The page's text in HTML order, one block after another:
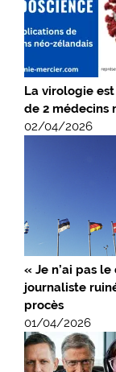
La virologie
de 2 médecins
02/04/2026
« Je n’ai pas
journaliste
procès
01/04/2026